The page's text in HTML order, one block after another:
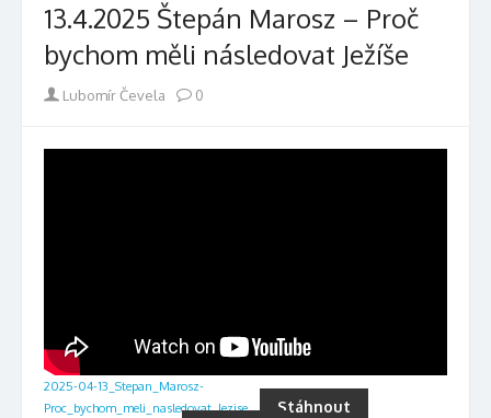
13.4.2025 Štepán Marosz – Proč
bychom měli následovat Ježíše
Author
Lubomír Čevela 0
2025-04-13_Stepan_Marosz-
Proc_bychom_meli_nasledovat_Jezise
Stáhnout